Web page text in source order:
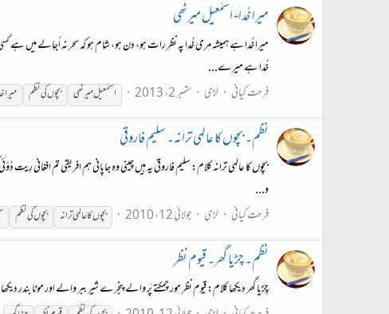
میرا خُدا- اسمٰعیل میرٹھی
میرا خُدا ہے ہمیشہ مری خُدا پہ نظر رات ہو، دن ہو، شام ہو کہ سحر نہ اُجالے میں ہے
خُدا ہے میرے...
فرحت کیانی لڑی ستمبر 2، 2013 اسمٰعیل میرٹھی بچوںکینظم
نظم۔ بچوں کا عالمی ترانہ۔ سلیم فاروقی
بچوں کا عالمی ترانہ کلام: سلیم فاروقی یہ ہیں چینی وہ جاپانی ہم افریقی تم
و...
فرحت کیانی لڑی جولائی 12، 2010 بچوںکا عالمی ترانہ بچوںکینظم
نظم۔ چڑیا گھر۔ قیوم نظر
چِڑیا گھر دیکھا کلام: قیوم نظر مور چمکتے پَر والے پنجرے شیر ببر والے اور موٹا بندر